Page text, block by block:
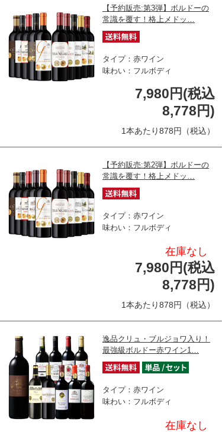
【予約販売:第3弾】ボルドーの
常識を覆す！格上メドッ…
タイプ：赤ワイン
味わい：フルボディ
7,980円(税込
8,778円)
1本あたり878円（税込）
【予約販売:第2弾】ボルドーの
常識を覆す！格上メドッ…
タイプ：赤ワイン
味わい：フルボディ
在庫なし
7,980円(税込
8,778円)
1本あたり878円（税込）
逸品クリュ・ブルジョワ入り！
最強級ボルドー赤ワイン1…
タイプ：赤ワイン
味わい：フルボディ
在庫なし